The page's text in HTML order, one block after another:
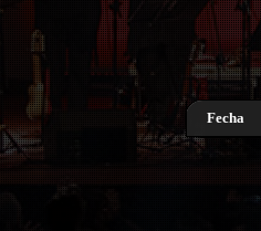
Fecha